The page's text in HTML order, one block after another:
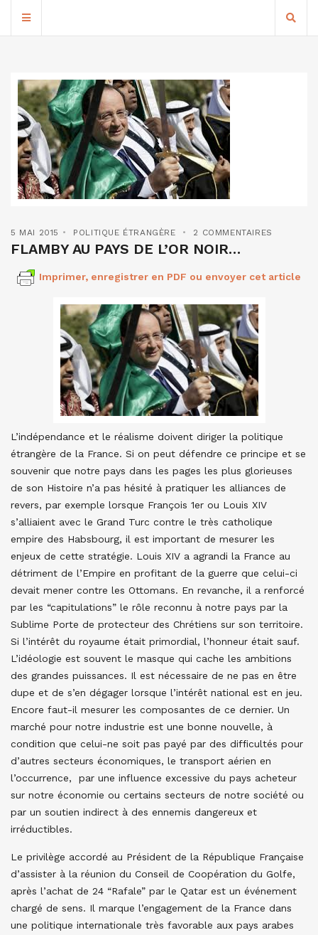
5 MAI 2015 POLITIQUE ÉTRANGÈRE 2 COMMENTAIRES
FLAMBY AU PAYS DE L’OR NOIR…
Imprimer, enregistrer en PDF ou envoyer cet article
L’indépendance et le réalisme doivent diriger la politique
étrangère de la France. Si on peut défendre ce principe et se
souvenir que notre pays dans les pages les plus glorieuses
de son Histoire n’a pas hésité à pratiquer les alliances de
revers, par exemple lorsque François 1er ou Louis XIV
s’alliaient avec le Grand Turc contre le très catholique
empire des Habsbourg, il est important de mesurer les
enjeux de cette stratégie. Louis XIV a agrandi la France au
détriment de l’Empire en profitant de la guerre que celui-ci
devait mener contre les Ottomans. En revanche, il a renforcé
par les “capitulations” le rôle reconnu à notre pays par la
Sublime Porte de protecteur des Chrétiens sur son territoire.
Si l’intérêt du royaume était primordial, l’honneur était sauf.
L’idéologie est souvent le masque qui cache les ambitions
des grandes puissances. Il est nécessaire de ne pas en être
dupe et de s’en dégager lorsque l’intérêt national est en jeu.
Encore faut-il mesurer les composantes de ce dernier. Un
marché pour notre industrie est une bonne nouvelle, à
condition que celui-ne soit pas payé par des difficultés pour
d’autres secteurs économiques, le transport aérien en
l’occurrence, par une influence excessive du pays acheteur
sur notre économie ou certains secteurs de notre société ou
par un soutien indirect à des ennemis dangereux et
irréductibles.
Le privilège accordé au Président de la République Française
d’assister à la réunion du Conseil de Coopération du Golfe,
après l’achat de 24 “Rafale” par le Qatar est un événement
chargé de sens. Il marque l’engagement de la France dans
une politique internationale très favorable aux pays arabes